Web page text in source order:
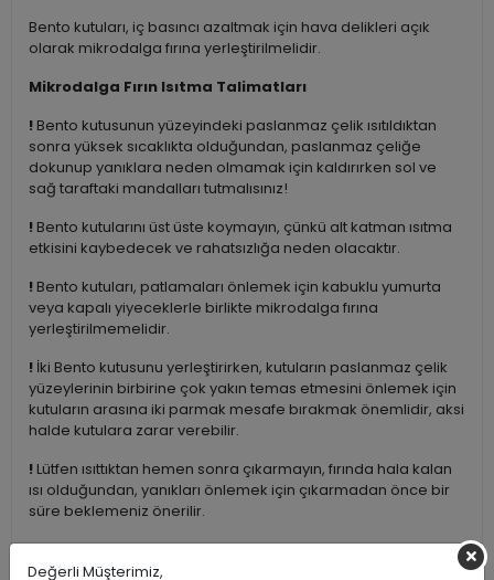
Bento kutuları, iç basıncı azaltmak için hava delikleri açık
olarak mikrodalga fırına yerleştirilmelidir.
Mikrodalga Fırın Isıtma Talimatları
! Bento kutusunun yüzeyindeki paslanmaz çelik ısıtıldıktan
sonra yüksek sıcaklıkta olduğundan, paslanmaz çeliğe
dokunup yanıklara neden olmamak için kaldırırken sol ve
sağ taraftaki mandalları tutmalısınız!
! Bento kutularını üst üste koymayın, çünkü alt katman ısıtma
etkisini kaybedecek ve rahatsızlığa neden olacaktır.
! Bento kutuları, patlamaları önlemek için kabuklu yumurta
veya kapalı yiyeceklerle birlikte mikrodalga fırına
yerleştirilmemelidir.
! İki Bento kutusunu yerleştirirken, kutuların paslanmaz çelik
yüzeylerinin birbirine çok yakın temas etmesini önlemek için
kutuların arasına iki parmak mesafe bırakmak önemlidir, aksi
halde kutulara zarar verebilir.
! Lütfen ısıttıktan hemen sonra çıkarmayın, fırında hala kalan
ısı olduğundan, yanıkları önlemek için çıkarmadan önce bir
süre beklemeniz önerilir.
Hacim: 920 ml
Değerli Müşterimiz,